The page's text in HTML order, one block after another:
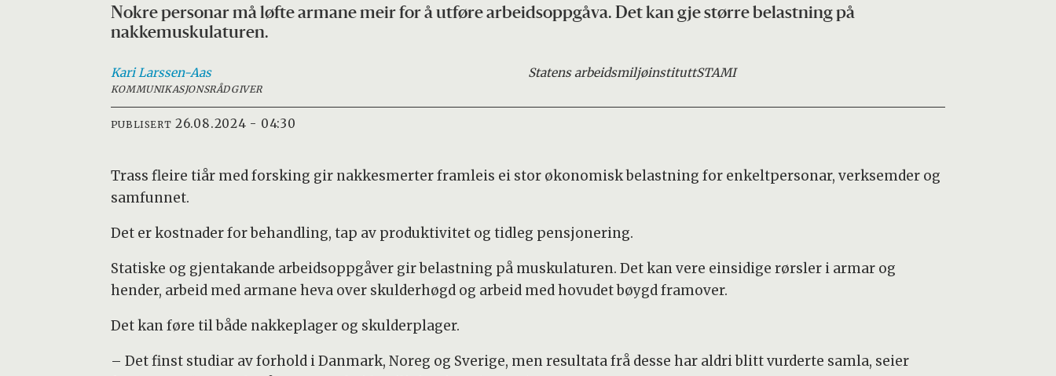
Nokre personar må løfte armane meir for å utføre arbeidsoppgåva. Det kan gje større belastning på
nakkemuskulaturen.
Kari Larssen-Aas
KOMMUNIKASJONSRÅDGIVER
Statens arbeidsmiljøinstituttSTAMI
PUBLISERT 26.08.2024 - 04:30
Trass fleire tiår med forsking gir nakkesmerter framleis ei stor økonomisk belastning for enkeltpersonar, verksemder og
samfunnet.
Det er kostnader for behandling, tap av produktivitet og tidleg pensjonering.
Statiske og gjentakande arbeidsoppgåver gir belastning på muskulaturen. Det kan vere einsidige rørsler i armar og
hender, arbeid med armane heva over skulderhøgd og arbeid med hovudet bøygd framover.
Det kan føre til både nakkeplager og skulderplager.
– Det finst studiar av forhold i Danmark, Noreg og Sverige, men resultata frå desse har aldri blitt vurderte samla, seier